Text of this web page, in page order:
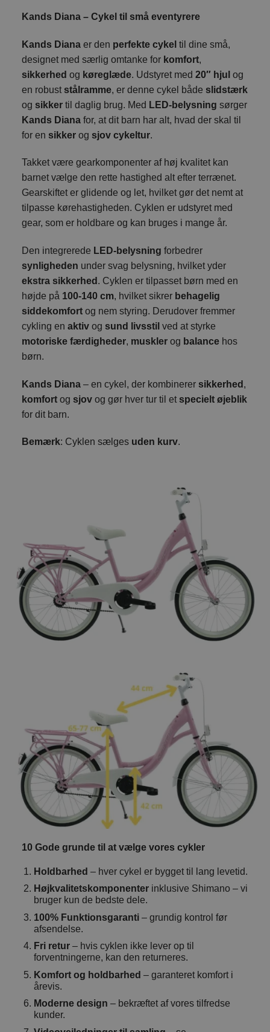
Kands Diana – Cykel til små eventyrere
Kands Dianaer den perfekte cykel til dine små,
designet med særlig omtanke for komfort,
sikkerhed og køreglæde. Udstyret med 20″ hjul og
en robust stålramme, er denne cykel både slidstærk
og sikkertil daglig brug. Med LED-belysning sørger
Kands Dianafor, at dit barn har alt, hvad der skal til
for en sikkerog sjov cykeltur.
Takket være gearkomponenter af høj kvalitet kan
barnet vælge den rette hastighed alt efter terrænet.
Gearskiftet er glidende og let, hvilket gør det nemt at
tilpasse kørehastigheden. Cyklen er udstyret med
gear, som er holdbare og kan bruges i mange år.
Den integrerede LED-belysning forbedrer
synligheden under svag belysning, hvilket yder
ekstra sikkerhed . Cyklen er tilpasset børn med en
højde på 100-140 cm, hvilket sikrer behagelig
siddekomfortog nem styring. Derudover fremmer
cykling en aktivog sund livsstil ved at styrke
motoriske færdigheder, musklerog balancehos
børn.
Kands Diana– en cykel, der kombinerer sikkerhed ,
komfortog sjovog gør hver tur til et specielt øjeblik
for dit barn.
Bemærk: Cyklen sælges uden kurv.
10 Gode grunde til at vælge vores cykler
Holdbarhed – hver cykel er bygget til lang levetid.
Højkvalitetskomponenter inklusive Shimano – vi
bruger kun de bedste dele.
100% Funktionsgaranti – grundig kontrol før
afsendelse.
Fri retur – hvis cyklen ikke lever op til
forventningerne, kan den returneres.
Komfort og holdbarhed – garanteret komfort i
årevis.
Moderne design – bekræftet af vores tilfredse
kunder.